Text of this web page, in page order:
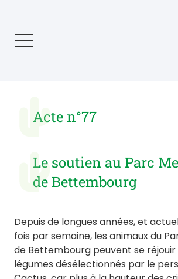
principalActe n°77
Le soutien au Parc
de Bettembourg
Depuis de longues années, et
fois par semaine, les animaux du
de Bettembourg peuvent se
légumes désélectionnés par le